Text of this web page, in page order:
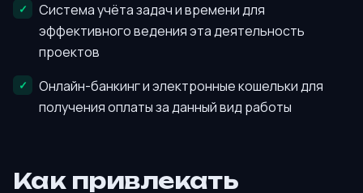
Система учёта задач и времени для
эффективного ведения эта деятельность
проектов
Онлайн-банкинг и электронные кошельки для
получения оплаты за данный вид работы
Как привлекать